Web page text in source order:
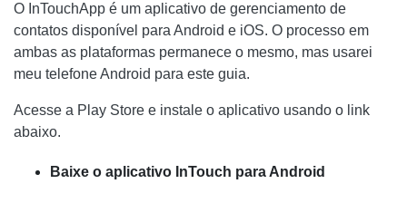
O InTouchApp é um aplicativo de gerenciamento de
contatos disponível para Android e iOS. O processo em
ambas as plataformas permanece o mesmo, mas usarei
meu telefone Android para este guia.
Acesse a Play Store e instale o aplicativo usando o link
abaixo.
Baixe o aplicativo InTouch para Android